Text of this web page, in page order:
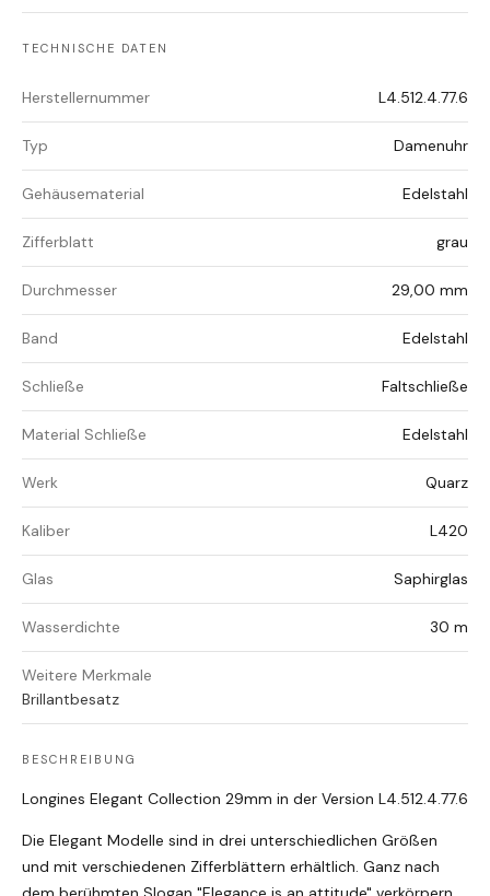
TECHNISCHE DATEN
Herstellernummer L4.512.4.77.6
Typ Damenuhr
Gehäusematerial Edelstahl
Zifferblatt grau
Durchmesser 29,00 mm
Band Edelstahl
Schließe Faltschließe
Material Schließe Edelstahl
Werk Quarz
Kaliber L420
Glas Saphirglas
Wasserdichte 30 m
Weitere Merkmale
Brillantbesatz
BESCHREIBUNG
Longines Elegant Collection 29mm in der Version L4.512.4.77.6
Die Elegant Modelle sind in drei unterschiedlichen Größen
und mit verschiedenen Zifferblättern erhältlich. Ganz nach